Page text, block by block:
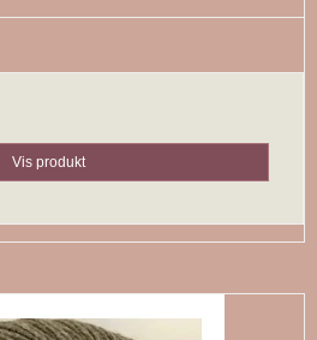
Vis produkt